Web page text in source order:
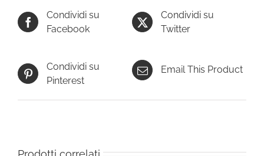
Condividi su
Facebook
Condividi su
Twitter
Condividi su
Pinterest
Email This Product